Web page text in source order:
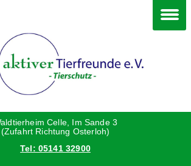
Celle, Im Sande 3
(Zufahrt Richtung Osterloh)
Tel: 05141 32900
Zuhause